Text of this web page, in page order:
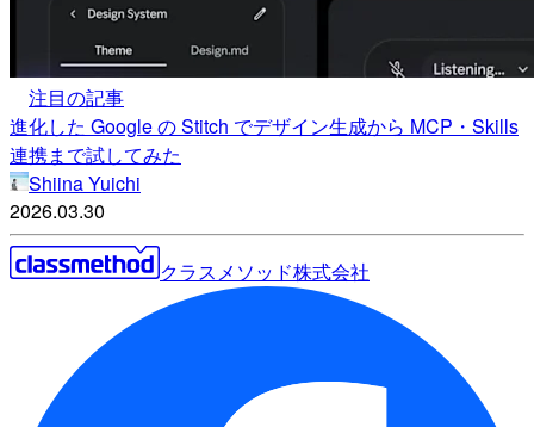
注目の記事
進化した Google の Stitch でデザイン生成から MCP・Skills
連携まで試してみた
Shiina Yuichi
2026.03.30
クラスメソッド株式会社